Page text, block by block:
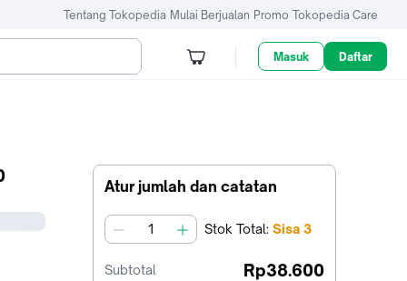
Tentang Tokopedia Mulai Berjualan Promo Tokopedia Care
Masuk Daftar
Atur jumlah dan catatan
jumlah Stok Total: Sisa 3
Subtotal Rp38.600